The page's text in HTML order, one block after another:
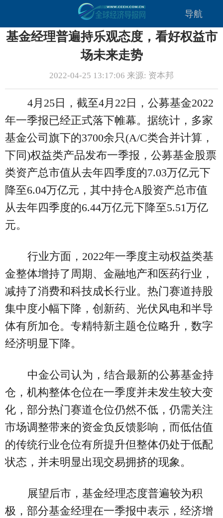
导航
基金经理普遍持乐观态度，看好权益市
场未来走势
2022-04-25 13:17:06 来源: 资本邦
4月25日，截至4月22日，公募基金2022
年一季报已经正式落下帷幕。据统计，多家
基金公司旗下的3700余只(A/C类合并计算，
下同)权益类产品发布一季报，公募基金股票
类资产总市值从去年四季度的7.03万亿元下
降至6.04万亿元，其中持仓A股资产总市值
从去年四季度的6.44万亿元下降至5.51万亿
元。
行业方面，2022年一季度主动权益类基
金整体增持了周期、金融地产和医药行业，
减持了消费和科技成长行业。热门赛道持股
集中度小幅下降，创新药、光伏风电和半导
体有所加仓。专精特新主题仓位略升，数字
经济明显下降。
中金公司认为，结合最新的公募基金持
仓，机构整体仓位在一季度并未发生较大变
化，部分热门赛道仓位仍然不低，仍需关注
市场调整带来的资金负反馈影响，而低估值
的传统行业仓位有所提升但整体仍处于低配
状态，并未明显出现交易拥挤的现象。
展望后市，基金经理态度普遍较为积
极，部分基金经理在一季报中表示，经济增